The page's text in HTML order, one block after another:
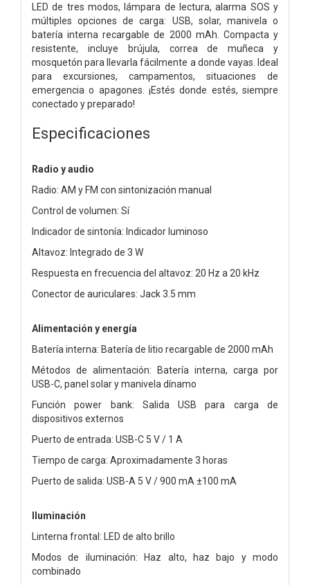
LED de tres modos, lámpara de lectura, alarma SOS y
múltiples opciones de carga: USB, solar, manivela o
batería interna recargable de 2000 mAh. Compacta y
resistente, incluye brújula, correa de muñeca y
mosquetón para llevarla fácilmente a donde vayas. Ideal
para excursiones, campamentos, situaciones de
emergencia o apagones. ¡Estés donde estés, siempre
conectado y preparado!
Especificaciones
Radio y audio
Radio: AM y FM con sintonización manual
Control de volumen: Sí
Indicador de sintonía: Indicador luminoso
Altavoz: Integrado de 3 W
Respuesta en frecuencia del altavoz: 20 Hz a 20 kHz
Conector de auriculares: Jack 3.5 mm
Alimentación y energía
Batería interna: Batería de litio recargable de 2000 mAh
Métodos de alimentación: Batería interna, carga por
USB-C, panel solar y manivela dínamo
Función power bank: Salida USB para carga de
dispositivos externos
Puerto de entrada: USB-C 5 V / 1 A
Tiempo de carga: Aproximadamente 3 horas
Puerto de salida: USB-A 5 V / 900 mA ±100 mA
Iluminación
Linterna frontal: LED de alto brillo
Modos de iluminación: Haz alto, haz bajo y modo
combinado